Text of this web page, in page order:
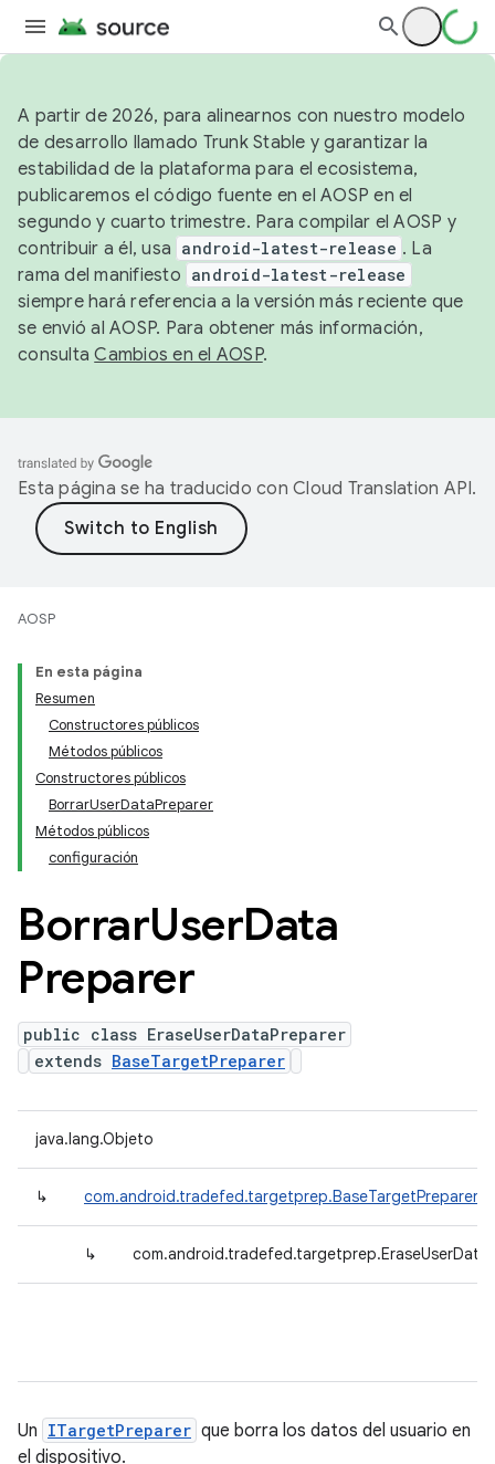
A partir de 2026, para alinearnos con nuestro modelo
de desarrollo llamado Trunk Stable y garantizar la
estabilidad de la plataforma para el ecosistema,
publicaremos el código fuente en el AOSP en el
segundo y cuarto trimestre. Para compilar el AOSP y
contribuir a él, usa android-latest-release . La
rama del manifiesto android-latest-release
siempre hará referencia a la versión más reciente que
se envió al AOSP. Para obtener más información,
consultaCambios en el AOSP.
Esta página se ha traducido con Cloud Translation API.
AOSP
En esta página
Resumen
Constructores públicos
Métodos públicos
Constructores públicos
BorrarUserDataPreparer
Métodos públicos
configuración
BorrarUserData
Preparer
public class EraseUserDataPreparer
extends BaseTargetPreparer
java.lang.Objeto
↳ com.android.tradefed.targetprep.BaseTargetPreparer
↳
Un ITargetPreparer que borra los datos del usuario en
el dispositivo.